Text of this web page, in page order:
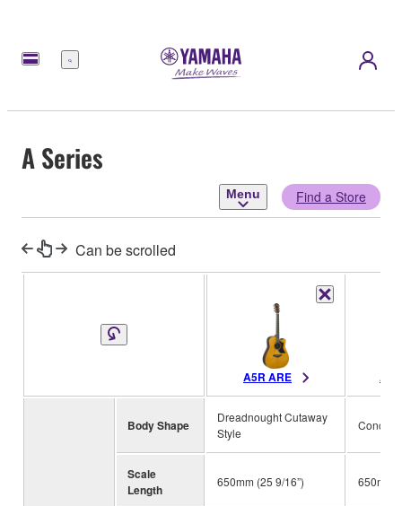
Menu
A Series
Menu Find a Store
Can be scrolled
A5R ARE
Body Shape
Dreadnought Cutaway
Style
Concert
Scale
Length
650mm (25 9/16”) 650mm